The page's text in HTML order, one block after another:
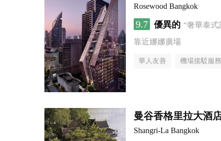
Rosewood Bangkok
9.7 優異的 “奢華泰
靠近娜娜廣場
華人友善 機場接駁服務
曼谷香格里拉大酒
Shangri-La Bangkok